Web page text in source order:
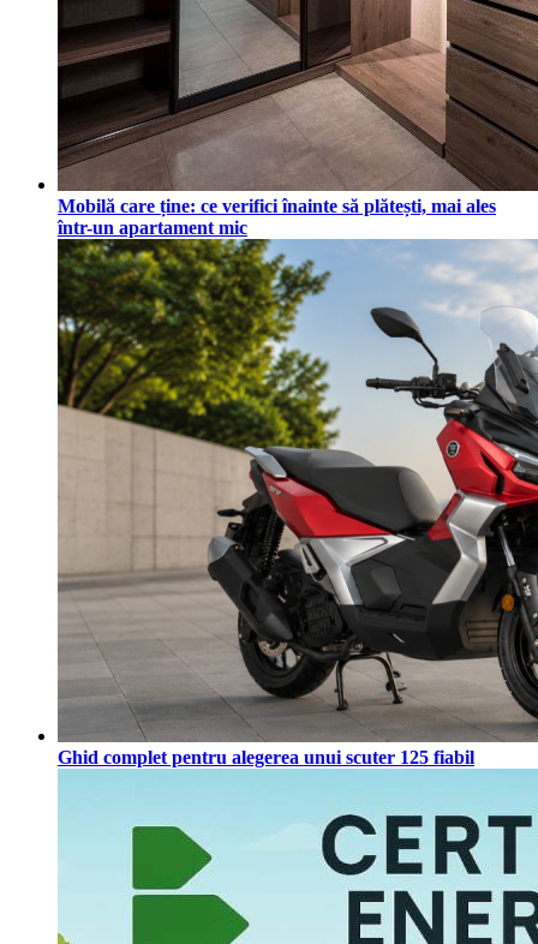
Mobilă care ține: ce verifici înainte să plătești, mai ales
într-un apartament mic
Ghid complet pentru alegerea unui scuter 125 fiabil